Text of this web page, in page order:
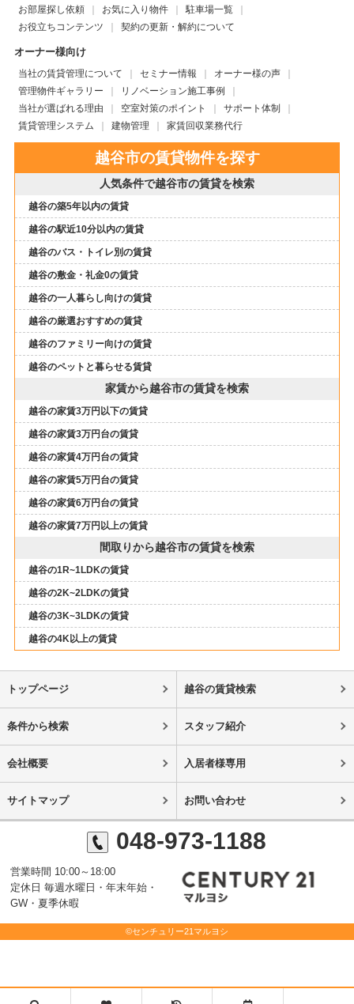
お部屋探し依頼
お気に入り物件
駐車場一覧
お役立ちコンテンツ
契約の更新・解約について
オーナー様向け
当社の賃貸管理について セミナー情報
オーナー様の声
管理物件ギャラリー
リノベーション施工事例
当社が選ばれる理由
空室対策のポイント
サポート体制
賃貸管理システム
建物管理 家賃回収業務代行
越谷市の賃貸物件を探す
人気条件で越谷市の賃貸を検索
越谷の築5年以内の賃貸
越谷の駅近10分以内の賃貸
越谷のバス・トイレ別の賃貸
越谷の敷金・礼金0の賃貸
越谷の一人暮らし向けの賃貸
越谷の厳選おすすめの賃貸
越谷のファミリー向けの賃貸
越谷のペットと暮らせる賃貸
家賃から越谷市の賃貸を検索
越谷の家賃3万円以下の賃貸
越谷の家賃3万円台の賃貸
越谷の家賃4万円台の賃貸
越谷の家賃5万円台の賃貸
越谷の家賃6万円台の賃貸
越谷の家賃7万円以上の賃貸
間取りから越谷市の賃貸を検索
越谷の1R~1LDKの賃貸
越谷の2K~2LDKの賃貸
越谷の3K~3LDKの賃貸
越谷の4K以上の賃貸
トップページ 越谷の賃貸検索
条件から検索 スタッフ紹介
会社概要 入居者様専用
サイトマップ お問い合わせ
048-973-1188
営業時間 10:00～18:00
定休日 毎週水曜日・年末年始・
GW・夏季休暇
©センチュリー21マルヨシ